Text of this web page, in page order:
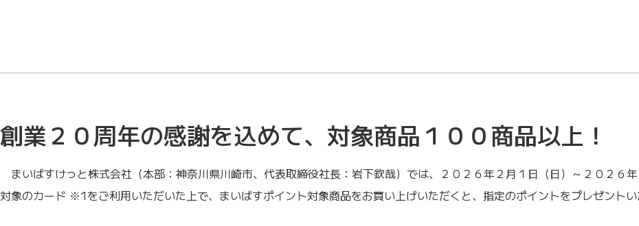
創業２０周年の感謝を込めて、対象商品１００商品以上！
まいばすけっと株式会社（本部：神奈川県川崎市、代表取締役社長：岩下欽哉）では、２０２６年２月１日（日）～２０２６年
対象のカード ※1をご利用いただいた上で、まいばすポイント対象商品をお買い上げいただくと、指定のポイントをプレゼントい